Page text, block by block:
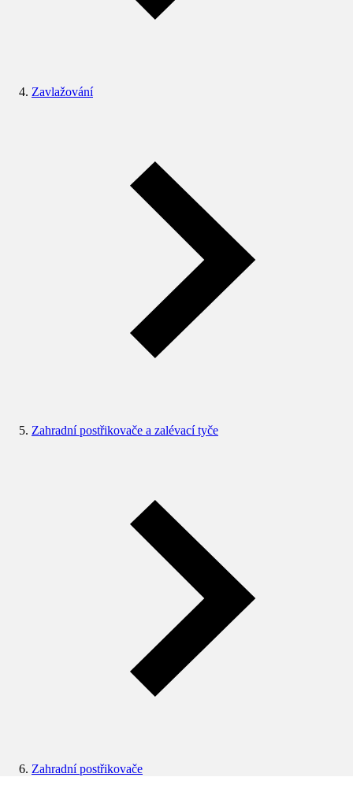
Zavlažování
Zahradní postřikovače a zalévací tyče
Zahradní postřikovače